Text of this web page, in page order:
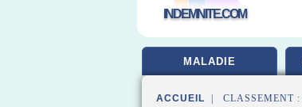
INDEMNITE.COM
MALADIE
ACCUEIL | CLASSEMENT :